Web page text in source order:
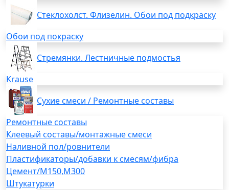
Стеклохолст. Флизелин. Обои под подкраску
Обои под покраску
Стремянки. Лестничные подмостья
Krause
Сухие смеси / Ремонтные составы
Ремонтные составы
Клеевый составы/монтажные смеси
Наливной пол/ровнители
Пластификаторы/добавки к смесям/фибра
Цемент/М150,М300
Штукатурки